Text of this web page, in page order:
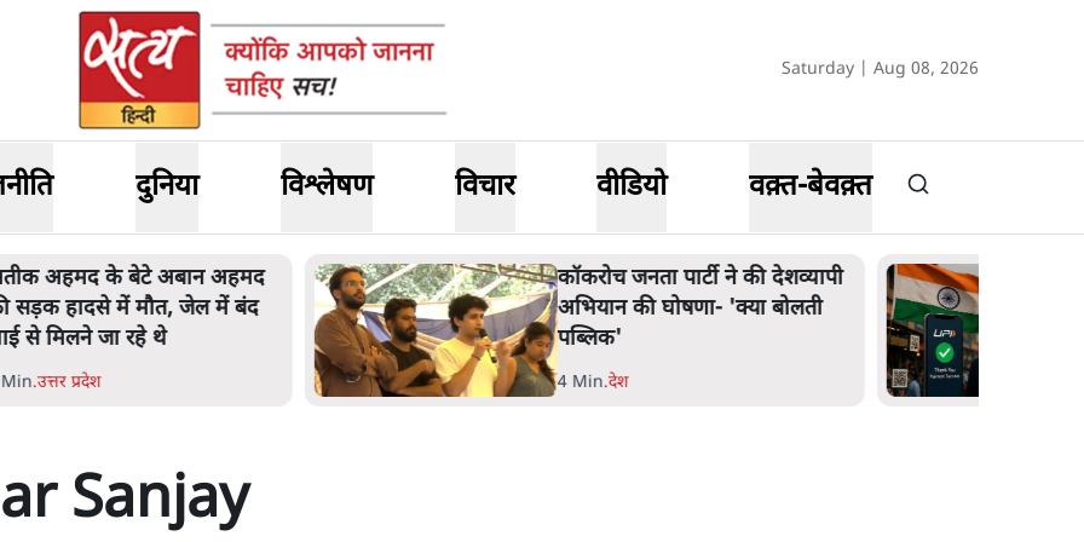
Saturday | Aug 08, 2026
दुनिया विश्लेषण विचार वीडियो वक़्त-बेवक़्त
अहमद के बेटे अबान अहमद
सड़क हादसे में मौत, जेल में बंद
से मिलने जा रहे थे
.उत्तर प्रदेश
कॉकरोच जनता पार्टी ने की देशव्यापी
अभियान की घोषणा- 'क्या बोलती
पब्लिक'
4 Min.देश
Sanjay